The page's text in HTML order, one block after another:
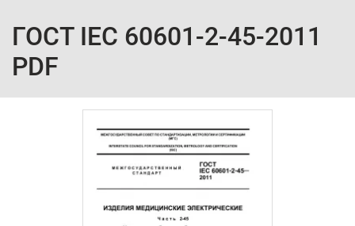
ГОСТ IEC 60601-2-45-2011
PDF